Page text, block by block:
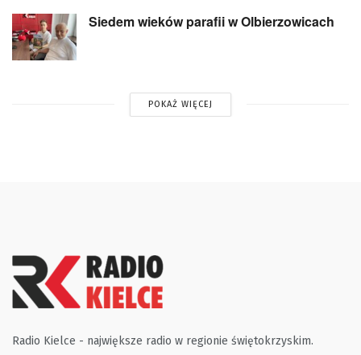
Siedem wieków parafii w Olbierzowicach
POKAŻ WIĘCEJ
Radio Kielce - największe radio w regionie świętokrzyskim.